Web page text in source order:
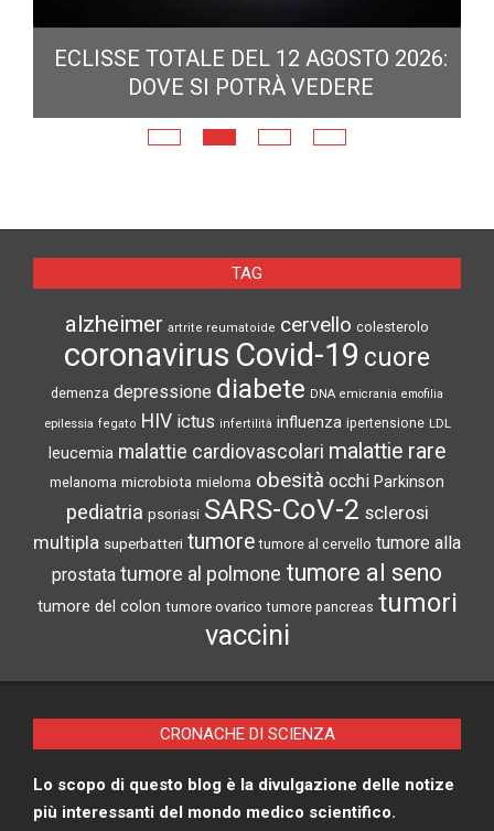
ECLISSE TOTALE DEL 12 AGOSTO 2026:
DOVE SI POTRÀ VEDERE
TAG
alzheimer artrite reumatoide cervello colesterolo
coronavirus Covid-19 cuore
demenza depressione diabete DNA emicrania emofilia
epilessia fegato HIV ictus infertilità influenza ipertensione LDL
leucemia malattie cardiovascolari malattie rare
melanoma microbiota mieloma obesità occhi Parkinson
pediatria psoriasi SARS-CoV-2 sclerosi
multipla superbatteri tumore tumore al cervello tumore alla
prostata tumore al polmone tumore al seno
tumore del colon tumore ovarico tumore pancreas tumori
vaccini
CRONACHE DI SCIENZA
Lo scopo di questo blog è la divulgazione delle notize
più interessanti del mondo medico scientifico.